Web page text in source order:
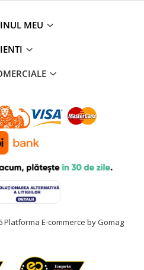
MEU
Platforma E-commerce by Gomag